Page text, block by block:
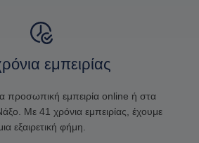
εμπειρίας
προσωπική εμπειρία online ή στα
Με 41 χρόνια εμπειρίας, έχουμε
εξαιρετική φήμη.